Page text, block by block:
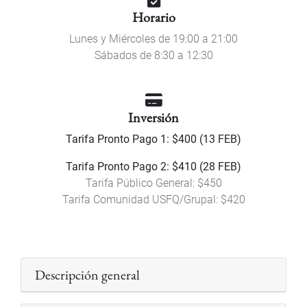
Horario
Lunes y Miércoles de 19:00 a 21:00
Sábados de 8:30 a 12:30
Inversión
Tarifa Pronto Pago 1: $400 (13 FEB)
Tarifa Pronto Pago 2: $410 (28 FEB)
Tarifa Público General: $450
Tarifa Comunidad USFQ/Grupal: $420
Descripción general